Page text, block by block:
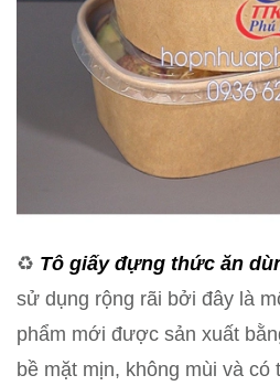
♻️ Tô giấyđựng thức ăn
sử dụng rộng rãi bởi đây là
phẩm mới được sản xuất
bề mặt mịn, không mùi và có